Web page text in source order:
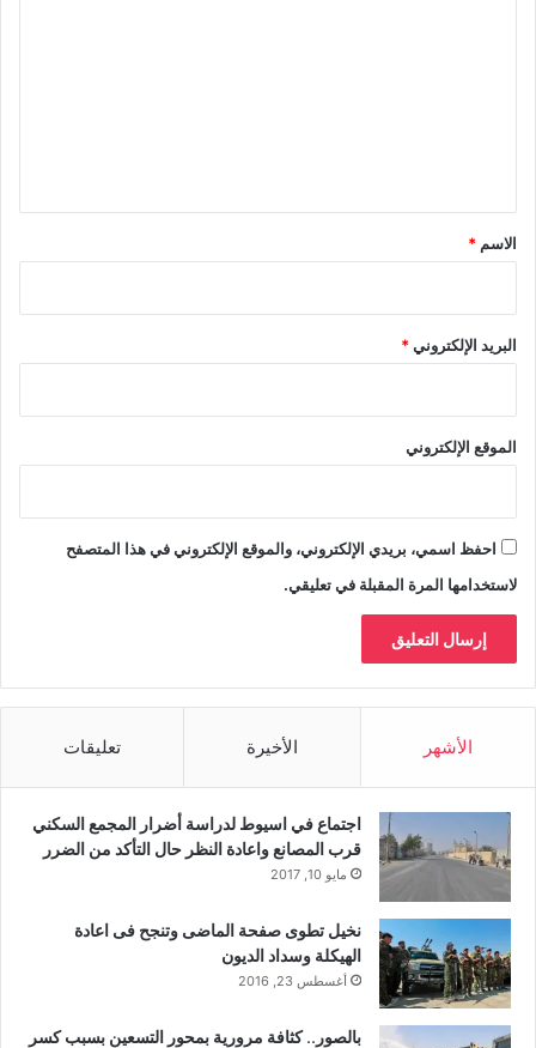
*
الاسم *
البريد الإلكتروني*
الموقع الإلكتروني
احفظ اسمي، بريدي الإلكتروني، والموقع الإلكتروني في هذا المتصفح
لاستخدامها المرة المقبلة في تعليقي.
الأشهر الأخيرة تعليقات
اجتماع في اسيوط لدراسة أضرار المجمع السكني
قرب المصانع واعادة النظر حال التأكد من الضرر
مايو 10, 2017
نخيل تطوى صفحة الماضى وتنجح فى اعادة
الهيكلة وسداد الديون
أغسطس 23, 2016
بالصور.. كثافة مرورية بمحور التسعين بسبب كسر